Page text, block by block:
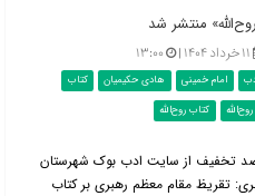
منتشر شد
۱۱ خرداد ۱۴۰۴ | ۱۳:۰۰
امام خمینی هادی حکیمیان
کتاب
روح‌الله کتاب روح‌الله
کتاب روح الله با ۲۰ درصد تخفیف از سایت ادب بوک شهرستان
تقریظ مقام معظم رهبری بر کتاب